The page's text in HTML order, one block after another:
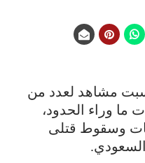
مشاهد لعدد من
ما وراء الحدود،
وسقوط قتلى